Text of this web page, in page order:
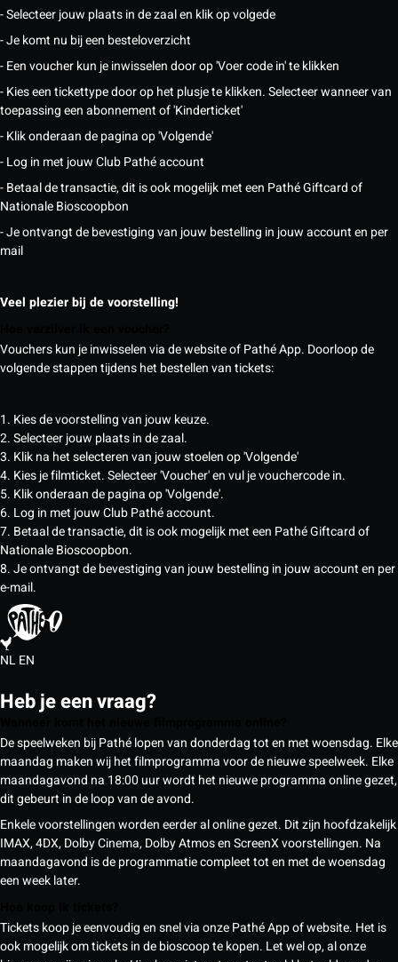
- Selecteer jouw plaats in de zaal en klik op volgede
- Je komt nu bij een besteloverzicht
- Een voucher kun je inwisselen door op 'Voer code in' te klikken
- Kies een tickettype door op het plusje te klikken. Selecteer wanneer van
toepassing een abonnement of 'Kinderticket'
- Klik onderaan de pagina op 'Volgende'
- Log in met jouw Club Pathé account
- Betaal de transactie, dit is ook mogelijk met een Pathé Giftcard of
Nationale Bioscoopbon
- Je ontvangt de bevestiging van jouw bestelling in jouw account en per
mail
Veel plezier bij de voorstelling!
Vouchers kun je inwisselen via de website of Pathé App. Doorloop de
volgende stappen tijdens het bestellen van tickets:
1. Kies de voorstelling van jouw keuze.
2. Selecteer jouw plaats in de zaal.
3. Klik na het selecteren van jouw stoelen op 'Volgende'
4. Kies je filmticket. Selecteer 'Voucher' en vul je vouchercode in.
5. Klik onderaan de pagina op 'Volgende'.
6. Log in met jouw Club Pathé account.
7. Betaal de transactie, dit is ook mogelijk met een Pathé Giftcard of
Nationale Bioscoopbon.
8. Je ontvangt de bevestiging van jouw bestelling in jouw account en per
e-mail.
NLEN
Heb je een vraag?
De speelweken bij Pathé lopen van donderdag tot en met woensdag. Elke
maandag maken wij het filmprogramma voor de nieuwe speelweek. Elke
maandagavond na 18:00 uur wordt het nieuwe programma online gezet,
dit gebeurt in de loop van de avond.
Enkele voorstellingen worden eerder al online gezet. Dit zijn hoofdzakelijk
IMAX, 4DX, Dolby Cinema, Dolby Atmos en ScreenX voorstellingen. Na
maandagavond is de programmatie compleet tot en met de woensdag
een week later.
Tickets koop je eenvoudig en snel via onze Pathé App of website. Het is
ook mogelijk om tickets in de bioscoop te kopen. Let wel op, al onze